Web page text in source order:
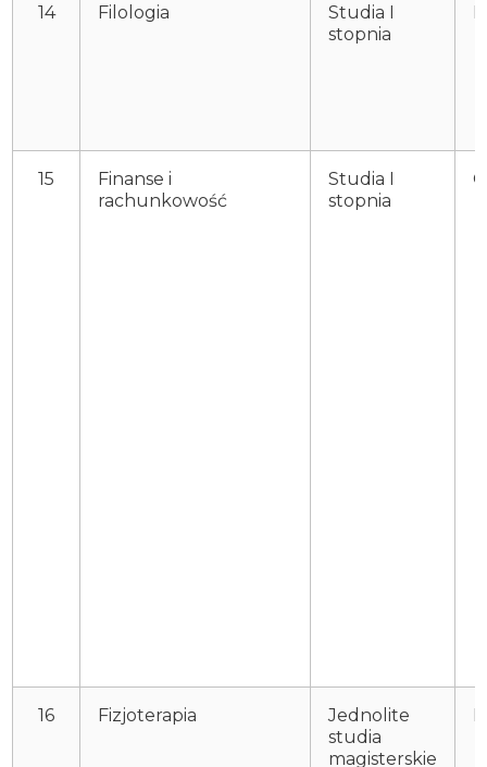
14 Filologia
Studia I
stopnia
15
Finanse i
rachunkowość
Studia I
stopnia
16 Fizjoterapia
Jednolite
studia
magisterskie